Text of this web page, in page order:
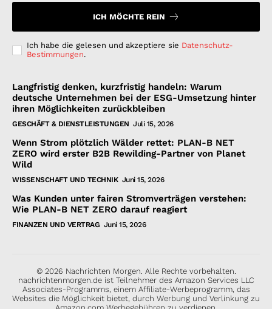
ICH MÖCHTE REIN
Ich habe die gelesen und akzeptiere sie Datenschutz-
Bestimmungen.
Langfristig denken, kurzfristig handeln: Warum
deutsche Unternehmen bei der ESG-Umsetzung hinter
ihren Möglichkeiten zurückbleiben
GESCHÄFT & DIENSTLEISTUNGEN Juli 15, 2026
Wenn Strom plötzlich Wälder rettet: PLAN-B NET
ZERO wird erster B2B Rewilding-Partner von Planet
Wild
WISSENSCHAFT UND TECHNIK Juni 15, 2026
Was Kunden unter fairen Stromverträgen verstehen:
Wie PLAN-B NET ZERO darauf reagiert
FINANZEN UND VERTRAG Juni 15, 2026
© 2026 Nachrichten Morgen. Alle Rechte vorbehalten.
nachrichtenmorgen.de ist Teilnehmer des Amazon Services LLC
Associates-Programms, einem Affiliate-Werbeprogramm, das
Websites die Möglichkeit bietet, durch Werbung und Verlinkung zu